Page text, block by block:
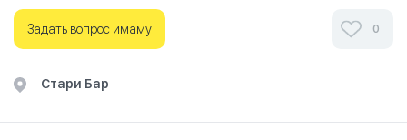
духовное путешествие начинается здесь.
Задать вопрос имаму 0
Стари Бар